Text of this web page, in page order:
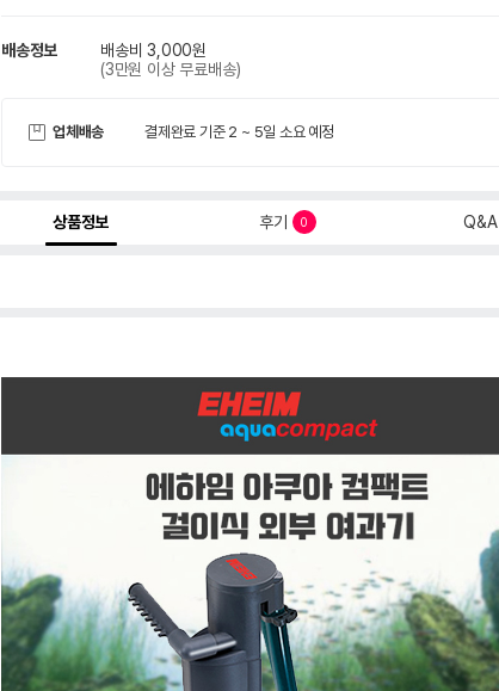
배송정보
배송비 3,000원
(3만원 이상 무료배송)
업체배송 결제완료 기준 2 ~ 5일 소요 예정
상품정보 후기 0 Q&A